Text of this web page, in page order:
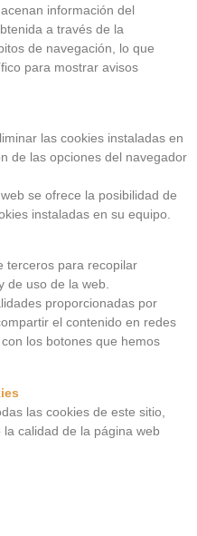
información del
a través de la
de navegación, lo que
para mostrar avisos
las cookies instaladas en
de las opciones del navegador
se ofrece la posibilidad de
instaladas en su equipo.
terceros para recopilar
de uso de la web.
proporcionadas por
el contenido en redes
los botones que hemos
las cookies de este sitio,
calidad de la página web